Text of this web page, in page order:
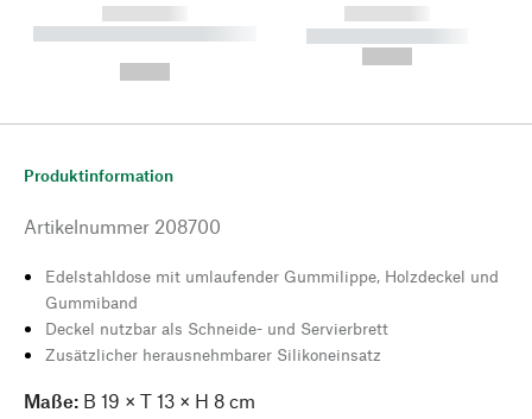
------------
----------- ----------- --------
------------
----------- -----------
Produktinformation
Artikelnummer 208700
Edelstahldose mit umlaufender Gummilippe, Holzdeckel und
Gummiband
Deckel nutzbar als Schneide- und Servierbrett
Zusätzlicher herausnehmbarer Silikoneinsatz
Maße: B 19 × T 13 × H 8 cm